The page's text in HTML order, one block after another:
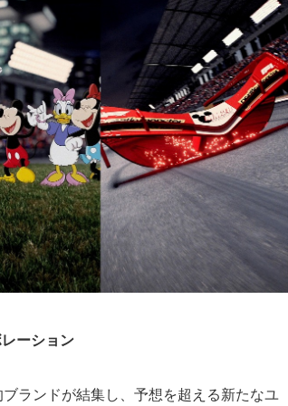
ーション
ランドが結集し、予想を超える新たなユ